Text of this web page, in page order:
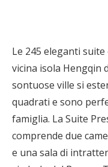
Le 245 eleganti
vicina isola Hengqin
sontuose ville si
quadrati e sono
famiglia. La Suite
comprende due
e una sala di